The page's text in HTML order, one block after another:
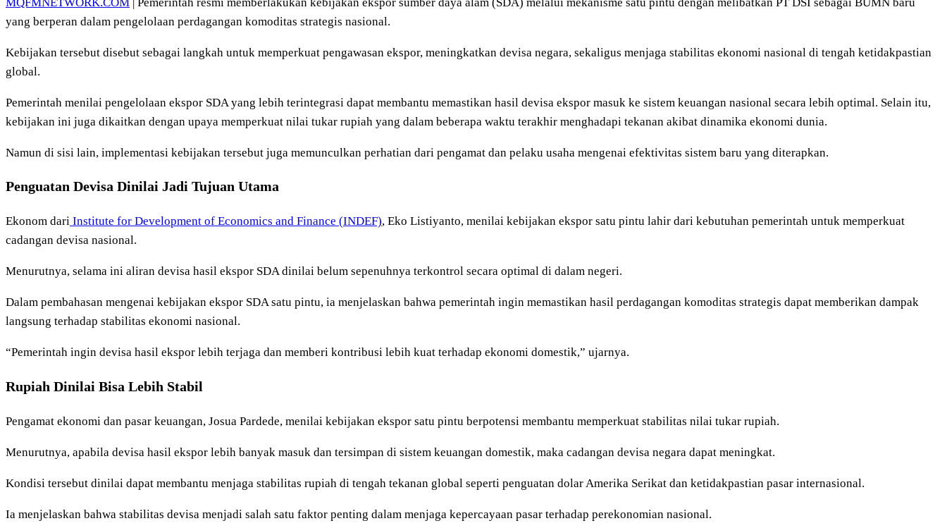
yang berperan dalam pengelolaan perdagangan komoditas strategis nasional.
Kebijakan tersebut disebut sebagai langkah untuk memperkuat pengawasan ekspor, meningkatkan devisa negara, sekaligus menjaga stabilitas ekonomi nasional di tengah ketidakpastian
global.
Pemerintah menilai pengelolaan ekspor SDA yang lebih terintegrasi dapat membantu memastikan hasil devisa ekspor masuk ke sistem keuangan nasional secara lebih optimal. Selain itu,
kebijakan ini juga dikaitkan dengan upaya memperkuat nilai tukar rupiah yang dalam beberapa waktu terakhir menghadapi tekanan akibat dinamika ekonomi dunia.
Namun di sisi lain, implementasi kebijakan tersebut juga memunculkan perhatian dari pengamat dan pelaku usaha mengenai efektivitas sistem baru yang diterapkan.
Penguatan Devisa Dinilai Jadi Tujuan Utama
Ekonom dari Institute for Development of Economics and Finance (INDEF), Eko Listiyanto, menilai kebijakan ekspor satu pintu lahir dari kebutuhan pemerintah untuk memperkuat
cadangan devisa nasional.
Menurutnya, selama ini aliran devisa hasil ekspor SDA dinilai belum sepenuhnya terkontrol secara optimal di dalam negeri.
Dalam pembahasan mengenai kebijakan ekspor SDA satu pintu, ia menjelaskan bahwa pemerintah ingin memastikan hasil perdagangan komoditas strategis dapat memberikan dampak
langsung terhadap stabilitas ekonomi nasional.
“Pemerintah ingin devisa hasil ekspor lebih terjaga dan memberi kontribusi lebih kuat terhadap ekonomi domestik,” ujarnya.
Rupiah Dinilai Bisa Lebih Stabil
Pengamat ekonomi dan pasar keuangan, Josua Pardede, menilai kebijakan ekspor satu pintu berpotensi membantu memperkuat stabilitas nilai tukar rupiah.
Menurutnya, apabila devisa hasil ekspor lebih banyak masuk dan tersimpan di sistem keuangan domestik, maka cadangan devisa negara dapat meningkat.
Kondisi tersebut dinilai dapat membantu menjaga stabilitas rupiah di tengah tekanan global seperti penguatan dolar Amerika Serikat dan ketidakpastian pasar internasional.
Ia menjelaskan bahwa stabilitas devisa menjadi salah satu faktor penting dalam menjaga kepercayaan pasar terhadap perekonomian nasional.